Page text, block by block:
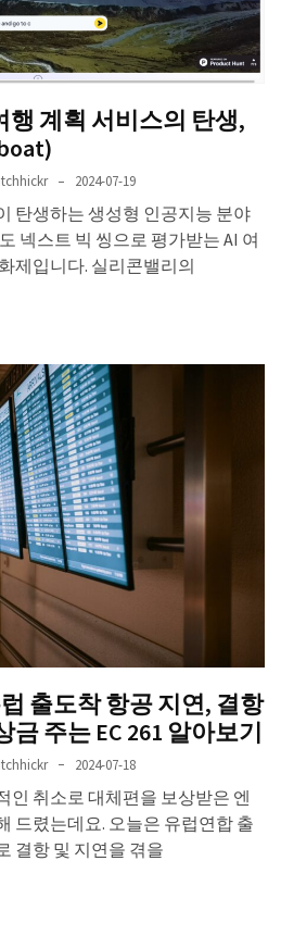
행 계획 서비스의 탄생,
2024-07-19
탄생하는 생성형 인공지능 분야
넥스트 빅 씽으로 평가받는 AI 여
제입니다. 실리콘밸리의
출도착 항공 지연, 결항
금 주는 EC 261 알아보기
2024-07-18
인 취소로 대체편을 보상받은 엔
드렸는데요. 오늘은 유럽연합 출
결항 및 지연을 겪을